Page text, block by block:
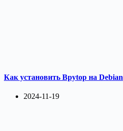
Как установить Bpytop на Debian
2024-11-19